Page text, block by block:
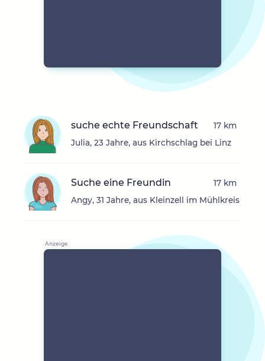
suche echte Freundschaft
Julia, 23 Jahre, aus Kirchschlag bei Linz
17 km
Suche eine Freundin
Angy, 31 Jahre, aus Kleinzell im Mühlkreis
17 km